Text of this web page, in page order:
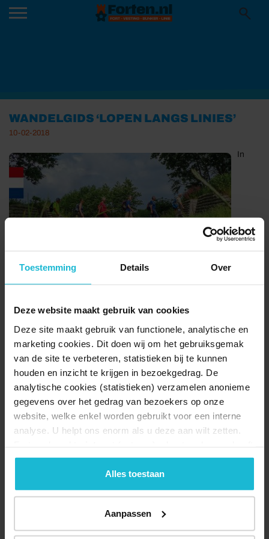
Toestemming Details Over
Deze website maakt gebruik van cookies
Deze site maakt gebruik van functionele, analytische en
marketing cookies. Dit doen wij om het gebruiksgemak
van de site te verbeteren, statistieken bij te kunnen
houden en inzicht te krijgen in bezoekgedrag. De
analytische cookies (statistieken) verzamelen anonieme
gegevens over het gedrag van bezoekers op onze
website, welke enkel worden gebruikt voor een interne
analyse. U helpt ons enorm als u deze aan wilt zetten.
geen commerciële doelstelling. U kunt deze cookies via
de knoppen accepteren, beheren of weigeren.
Alles toestaan
Aanpassen
WANDELGIDS ‘LOPEN LANGS LINIES’
10-02-2018
In